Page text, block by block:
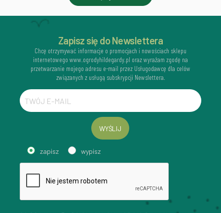
Zapisz się do Newslettera
Chcę otrzymywać informacje o promocjach i nowościach sklepu
internetowego www.ogrodyhildegardy.pl oraz wyrażam zgodę na
przetwarzanie mojego adresu e-mail przez Usługodawcę dla celów
związanych z usługą subskrypcji Newslettera.
WYŚLIJ
zapisz wypisz